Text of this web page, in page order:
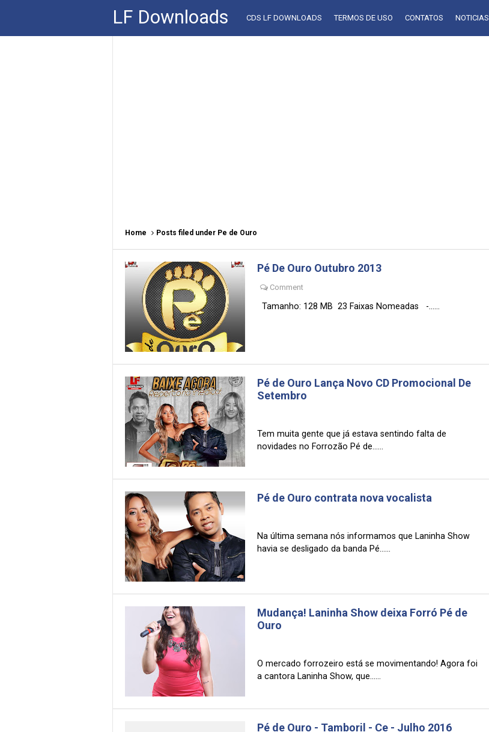
LF Downloads CDS LF DOWNLOADS TERMOS DE USO CONTATOS NOTICIAS
Home Posts filed under Pe de Ouro
Pé De Ouro Outubro 2013
Comment
Tamanho: 128 MB 23 Faixas Nomeadas -......
Pé de Ouro Lança Novo CD Promocional De
Setembro
Tem muita gente que já estava sentindo falta de
novidades no Forrozão Pé de......
Pé de Ouro contrata nova vocalista
Na última semana nós informamos que Laninha Show
havia se desligado da banda Pé......
Mudança! Laninha Show deixa Forró Pé de
Ouro
O mercado forrozeiro está se movimentando! Agora foi
a cantora Laninha Show, que......
Pé de Ouro - Tamboril - Ce - Julho 2016